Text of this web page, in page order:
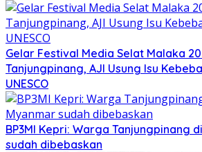
Gelar Festival Media Selat Malaka
Tanjungpinang, AJI Usung Isu
UNESCO
BP3MI Kepri: Warga Tanjungpinang
sudah dibebaskan